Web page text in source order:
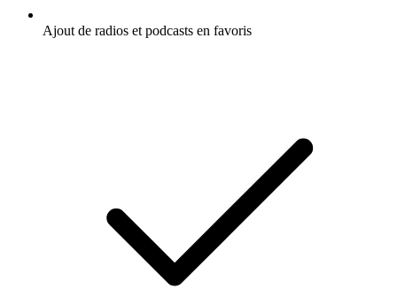
Ajout de radios et podcasts en favoris